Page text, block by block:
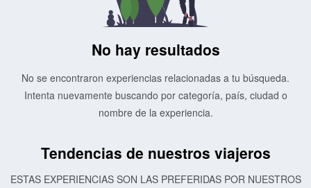
No hay resultados
No se encontraron experiencias relacionadas a tu búsqueda.
Intenta nuevamente buscando por categoría, país, ciudad o
nombre de la experiencia.
Tendencias de nuestros viajeros
ESTAS EXPERIENCIAS SON LAS PREFERIDAS POR NUESTROS